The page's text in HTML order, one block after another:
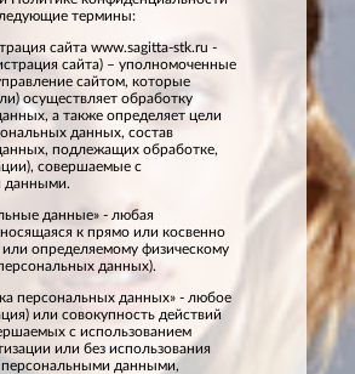
термины:
сайта www.sagitta-stk.ru -
сайта) – уполномоченные
сайтом, которые
осуществляет обработку
а также определяет цели
данных, состав
подлежащих обработке,
совершаемые с
данными.
данные» - любая
к прямо или косвенно
определяемому физическому
данных).
персональных данных» - любое
или совокупность действий
с использованием
или без использования
персональными данными,